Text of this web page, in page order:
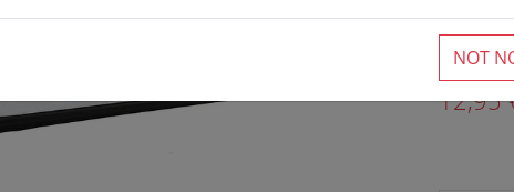
1
12,95
NOT